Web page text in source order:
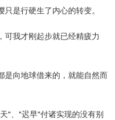
是行硬生了内心的转变。
可我才刚起步就已经精疲力
是向地球借来的，就能自然而
"、"迟早"付诸实现的没有别